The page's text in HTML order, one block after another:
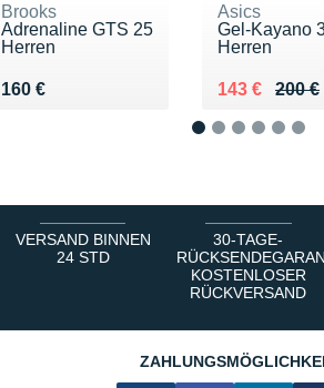
Brooks
Adrenaline GTS 25
Herren
160 €
Vendu 160 €
Asics
Gel-Kayano
Herren
200 €
Au lieu de
143 €
Vendu 143 €
VERSAND BINNEN
24 STD
30-TAGE-
KOSTENLOSER
RÜCKVERSAND